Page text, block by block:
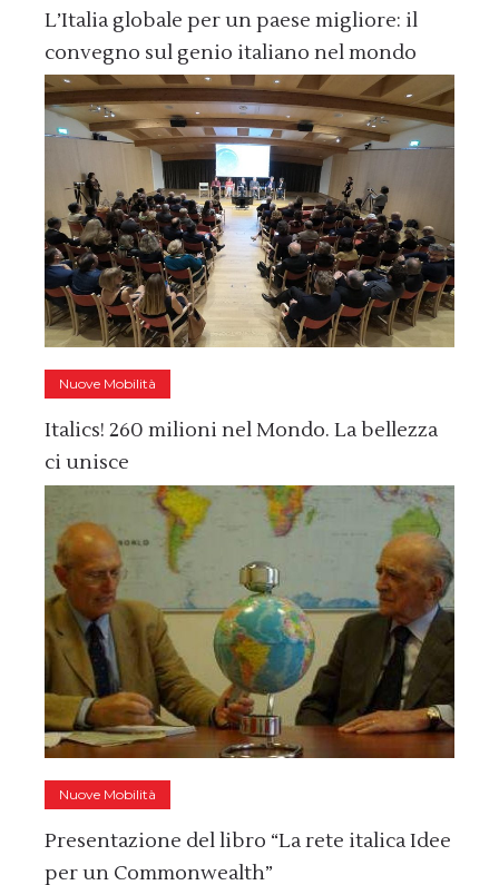
L’Italia globale per un paese migliore: il
convegno sul genio italiano nel mondo
Nuove Mobilità
Italics! 260 milioni nel Mondo. La bellezza
ci unisce
Nuove Mobilità
Presentazione del libro “La rete italica Idee
per un Commonwealth”